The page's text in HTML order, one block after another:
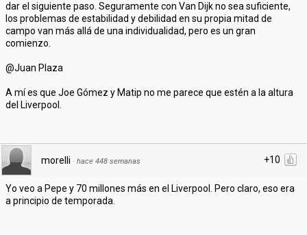
dar el siguiente paso. Seguramente con Van Dijk no sea suficiente,
los problemas de estabilidad y debilidad en su propia mitad de
campo van más allá de una individualidad, pero es un gran
comienzo.
@Juan Plaza
A mí es que Joe Gómez y Matip no me parece que estén a la altura
del Liverpool.
+10
morelli · hace 448 semanas
Yo veo a Pepe y 70 millones más en el Liverpool. Pero claro, eso era
a principio de temporada.